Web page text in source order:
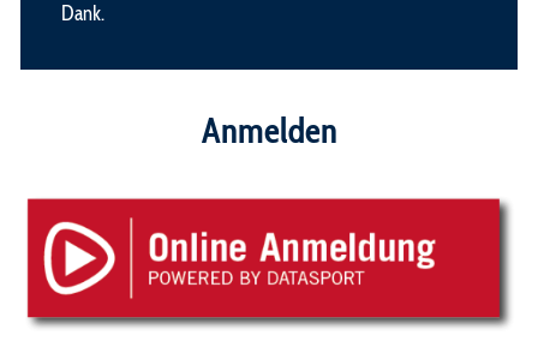
Dank.
Anmelden